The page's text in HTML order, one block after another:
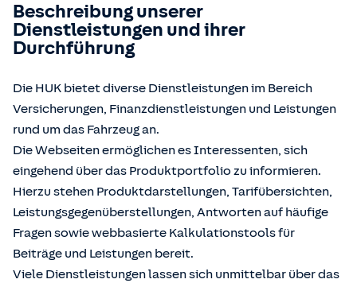
Beschreibung unserer
Dienstleistungen und ihrer
Durchführung
Die HUK bietet diverse Dienstleistungen im Bereich
Versicherungen, Finanzdienstleistungen und Leistungen
rund um das Fahrzeug an.
Die Webseiten ermöglichen es Interessenten, sich
eingehend über das Produktportfolio zu informieren.
Hierzu stehen Produktdarstellungen, Tarifübersichten,
Leistungsgegenüberstellungen, Antworten auf häufige
Fragen sowie webbasierte Kalkulationstools für
Beiträge und Leistungen bereit.
Viele Dienstleistungen lassen sich unmittelbar über das